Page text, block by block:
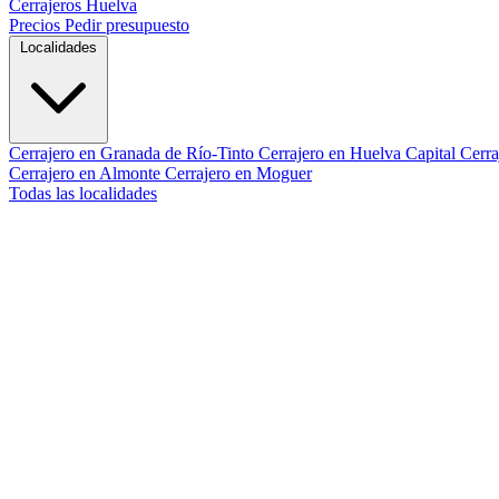
Cerrajeros Huelva
Precios Pedir presupuesto
Localidades
Cerrajero en Granada de Río-Tinto Cerrajero en Huelva Capital
Cerrajero en Almonte Cerrajero en Moguer
Todas las localidades